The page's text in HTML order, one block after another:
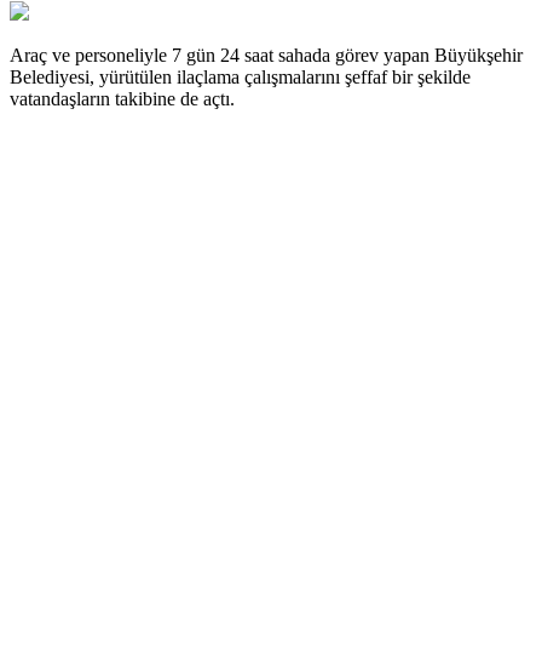
Araç ve personeliyle 7 gün 24 saat sahada görev yapan Büyükşehir
Belediyesi, yürütülen ilaçlama çalışmalarını şeffaf bir şekilde
vatandaşların takibine de açtı.